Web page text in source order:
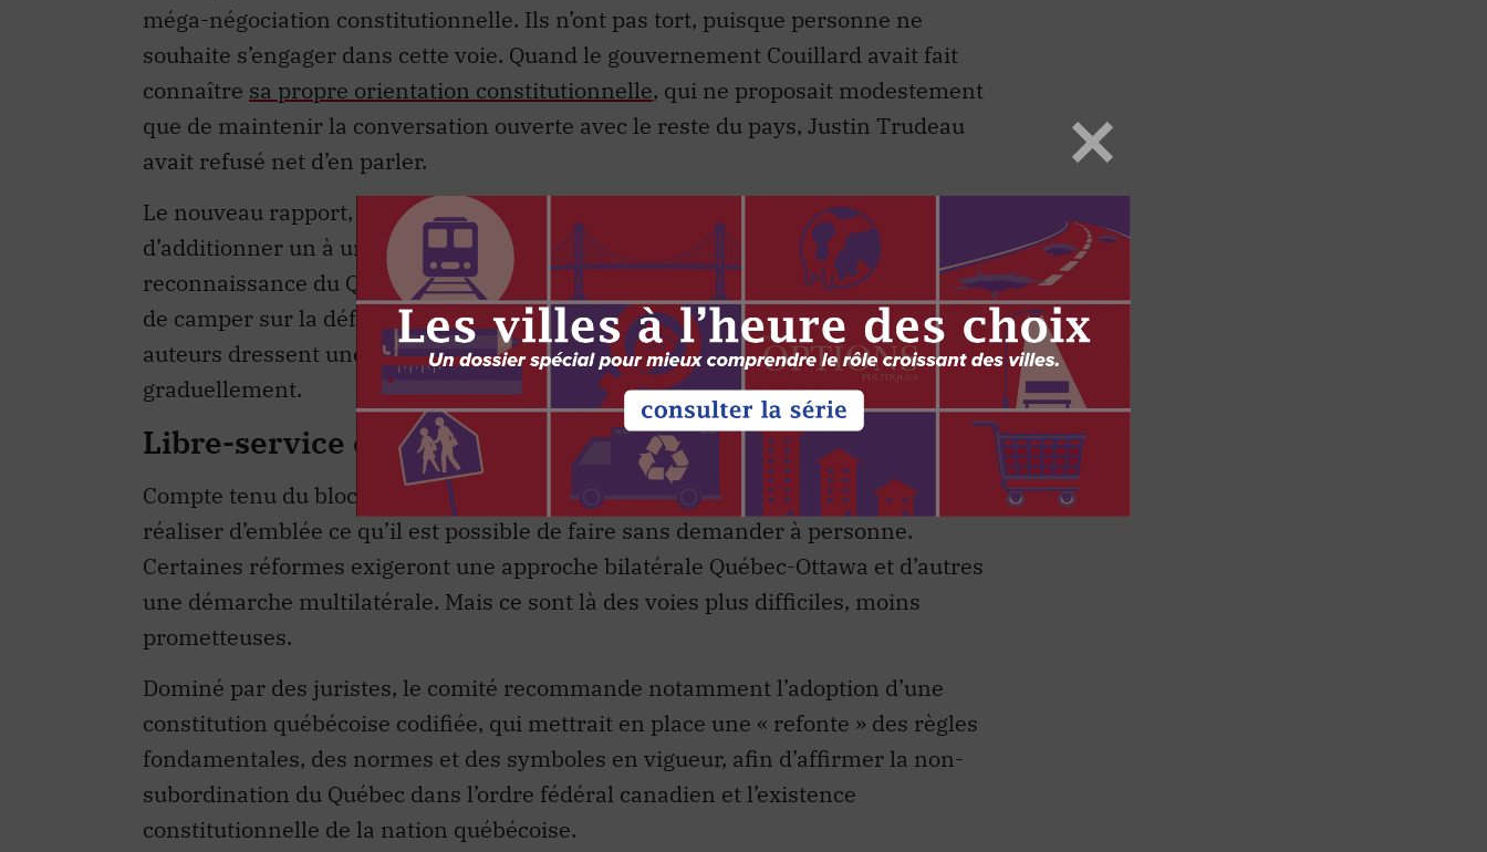
méga-négociation constitutionnelle. Ils n’ont pas tort, puisque personne ne
souhaite s’engager dans cette voie. Quand le gouvernement Couillard avait fait
connaître sa propre orientation constitutionnelle, qui ne proposait modestement
que de maintenir la conversation ouverte avec le reste du pays, Justin Trudeau
avait refusé net d’en parler.
Le nouveau rapport, intituléAmbition. Affirmation. Action.
suggère plutôt
d’additionner un à un les gains, en gardant pour objectif une meilleure
reconnaissance du Québec, de ses compétences et de son autonomie. Plutôt que
de camper sur la défensive en attendant une occasion qui ne viendra jamais, les
auteurs dressent une liste des changements à faire et des gains à réaliser
graduellement.
Libre-service constitutionnel
Compte tenu du blocage actuel, l’approche privilégiée est l’unilatéralisme, pour
réaliser d’emblée ce qu’il est possible de faire sans demander à personne.
Certaines réformes exigeront une approche bilatérale Québec-Ottawa et d’autres
une démarche multilatérale. Mais ce sont là des voies plus difficiles, moins
prometteuses.
Dominé par des juristes, le comité recommande notamment l’adoption d’une
constitution québécoise codifiée, qui mettrait en place une « refonte » des règles
fondamentales, des normes et des symboles en vigueur, afin d’affirmer la non-
subordination du Québec dans l’ordre fédéral canadien et l’existence
constitutionnelle de la nation québécoise.